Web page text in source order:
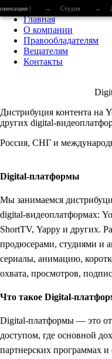
| → Студия →
Главная
О компании
Правообладателям
Вещателям
Контакты
Дистрибуция контента на
других digital-
Россия, СНГ и
Digital-платформы
Мы занимаемся
digital-видеоплатформах:
ShortTV, Yappy и других.
продюсерами, студиями и
сериалы, анимацию,
охвата, просмотров,
Что такое Digital-
Digital-платформы — это
доступом, где основной
партнерских программах и